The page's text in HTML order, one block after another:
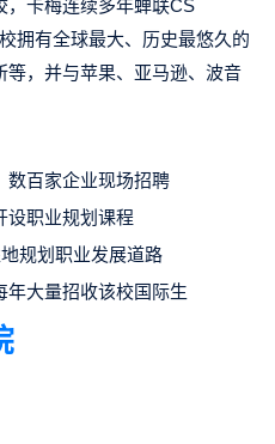
，卡梅连续多年蝉联CS
拥有全球最大、历史最悠久的
，并与苹果、亚马逊、波音
数百家企业现场招聘
设职业规划课程
规划职业发展道路
年大量招收该校国际生